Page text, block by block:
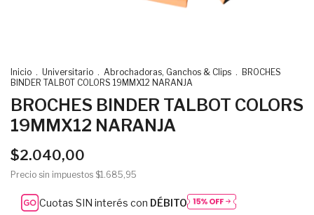
Inicio . Universitario . Abrochadoras, Ganchos & Clips . BROCHES
BINDER TALBOT COLORS 19MMX12 NARANJA
BROCHES BINDER TALBOT COLORS
19MMX12 NARANJA
$2.040,00
Precio sin impuestos $1.685,95
Cuotas SIN interés con DÉBITO